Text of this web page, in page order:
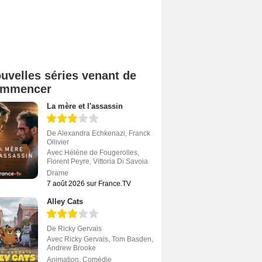
séries venant de
La mère et l'assassin
De Alexandra Echkenazi, Franck
Ollivier
Avec Hélène de Fougerolles,
Florent Peyre, Vittoria Di Savoia
Drame
7 août 2026 sur France.TV
Alley Cats
De Ricky Gervais
Avec Ricky Gervais, Tom Basden,
Andrew Brooke
Animation, Comédie